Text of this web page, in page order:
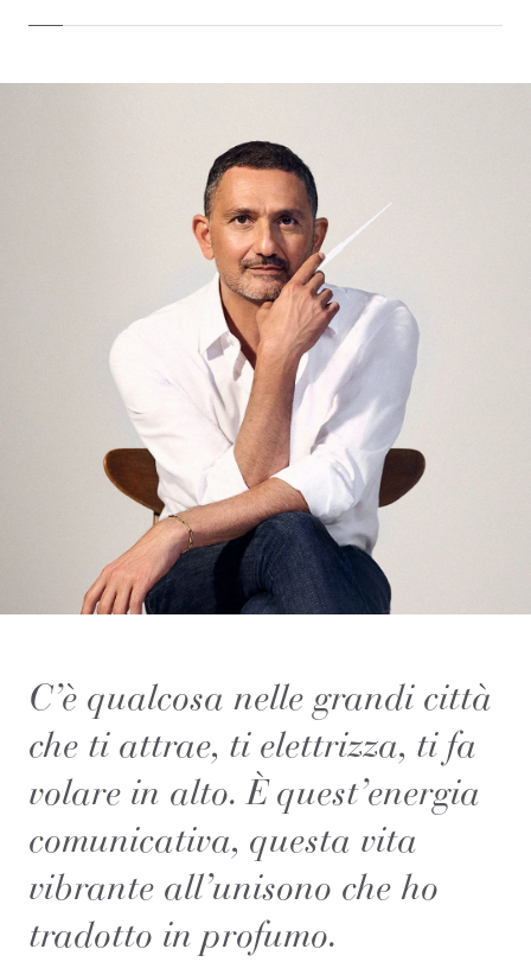
C’è qualcosa nelle grandi città
che ti attrae, ti elettrizza, ti fa
volare in alto. È quest’energia
comunicativa, questa vita
vibrante all’unisono che ho
tradotto in profumo.